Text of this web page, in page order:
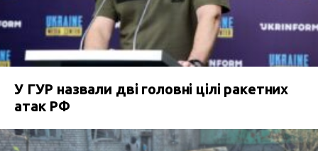
У ГУР назвали дві головні цілі ракетних
атак РФ